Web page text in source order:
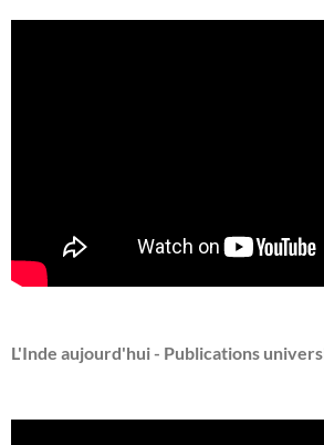
L'Inde aujourd'hui - Publications